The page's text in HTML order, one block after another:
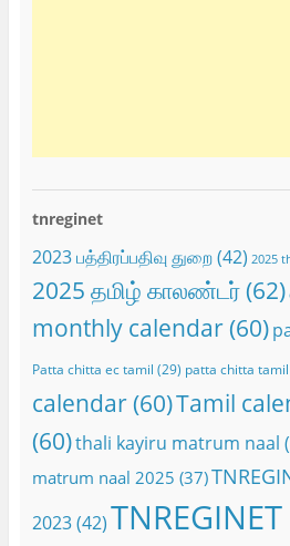
tnreginet
2023 பத்திரப்பதிவு துறை(42) 2025
2025 தமிழ் காலண்டர்(62)
monthly calendar(60)
Patta chitta ec tamil (29) patta chitta tamil
calendar(60)Tamil
(60)thali kayiru matrum naal
matrum naal 2025 (37)
2023(42)